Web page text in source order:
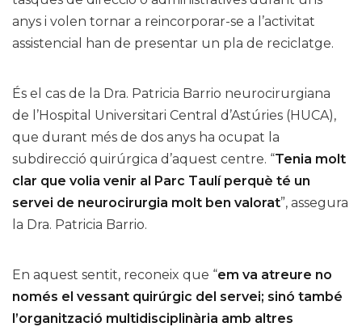
anys i volen tornar a reincorporar-se a l’activitat
assistencial han de presentar un pla de reciclatge.
És el cas de la Dra. Patricia Barrio neurocirurgiana
de l’Hospital Universitari Central d’Astúries (HUCA),
que durant més de dos anys ha ocupat la
subdirecció quirúrgica d’aquest centre. “Tenia molt
clar que volia venir al Parc Taulí perquè té un
servei de neurocirurgia molt ben valorat”, assegura
la Dra. Patricia Barrio.
En aquest sentit, reconeix que “em va atreure no
només el vessant quirúrgic del servei; sinó també
l’organització multidisciplinària amb altres